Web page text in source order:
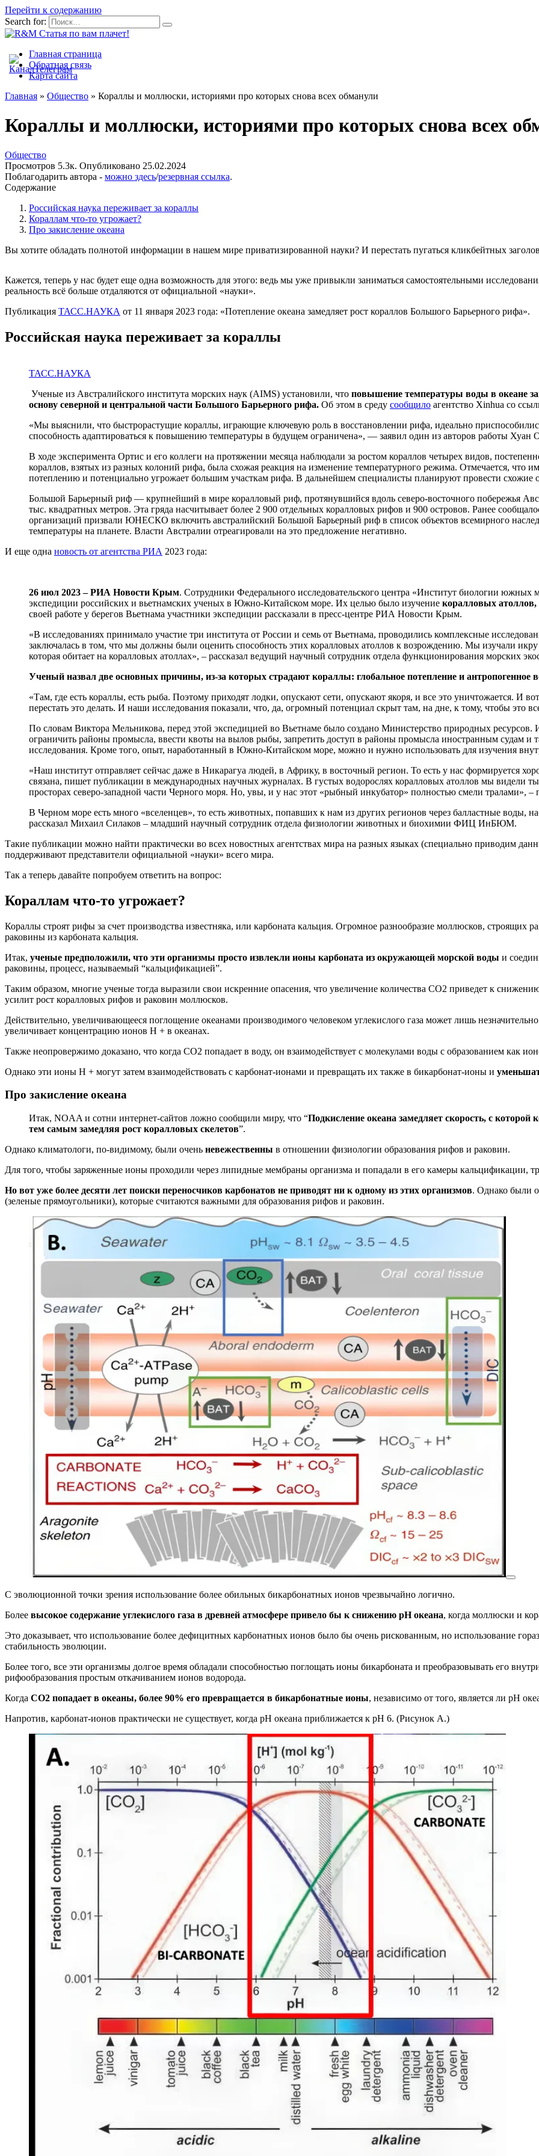
Перейти к содержанию
Search for:
Главная страница
Обратная связь
Карта сайта
Главная » Общество » Кораллы и моллюски, историями про которых снова всех обманули
Кораллы и моллюски, историями про которых снова всех
Общество
Просмотров 5.3к. Опубликовано 25.02.2024
Поблагодарить автора - можно здесь/резервная ссылка.
Содержание
Российская наука переживает за кораллы
Кораллам что-то угрожает?
Про закисление океана
Вы хотите обладать полнотой информации в нашем мире приватизированной науки? И перестать пугаться кликбейтных
Кажется, теперь у нас будет еще одна возможность для этого: ведь мы уже привыкли заниматься самостоятельными
реальность всё больше отдаляются от официальной «науки».
Публикация ТАСС.НАУКА от 11 января 2023 года: «Потепление океана замедляет рост кораллов Большого Барьерного рифа».
Российская наука переживает за кораллы
ТАСС.НАУКА
Ученые из Австралийского института морских наук (AIMS) установили, что повышение температуры воды в океане
основу северной и центральной части Большого Барьерного рифа. Об этом в среду сообщило агентство Xinhua со
«Мы выяснили, что быстрорастущие кораллы, играющие ключевую роль в восстановлении рифа, идеально
способность адаптироваться к повышению температуры в будущем ограничена», — заявил один из авторов работы Хуан
В ходе эксперимента Ортис и его коллеги на протяжении месяца наблюдали за ростом кораллов четырех видов,
кораллов, взятых из разных колоний рифа, была схожая реакция на изменение температурного режима. Отмечается, что
потеплению и потенциально угрожает большим участкам рифа. В дальнейшем специалисты планируют провести схожие
Большой Барьерный риф — крупнейший в мире коралловый риф, протянувшийся вдоль северо-восточного побережья
тыс. квадратных метров. Эта гряда насчитывает более 2 900 отдельных коралловых рифов и 900 островов. Ранее
организаций призвали ЮНЕСКО включить австралийский Большой Барьерный риф в список объектов всемирного
температуры на планете. Власти Австралии отреагировали на это предложение негативно.
И еще одна новость от агентства РИА 2023 года:
26 июл 2023 – РИА Новости Крым. Сотрудники Федерального исследовательского центра «Институт биологии
экспедиции российских и вьетнамских ученых в Южно-Китайском море. Их целью было изучение коралловых атоллов,
своей работе у берегов Вьетнама участники экспедиции рассказали в пресс-центре РИА Новости Крым.
«В исследованиях принимало участие три института от России и семь от Вьетнама, проводились комплексные
заключалась в том, что мы должны были оценить способность этих коралловых атоллов к возрождению. Мы изучали
которая обитает на коралловых атоллах», – рассказал ведущий научный сотрудник отдела функционирования
Ученый назвал две основных причины, из-за которых страдают кораллы: глобальное потепление и антропогенное
«Там, где есть кораллы, есть рыба. Поэтому приходят лодки, опускают сети, опускают якоря, и все это уничтожается. И
перестать это делать. И наши исследования показали, что, да, огромный потенциал скрыт там, на дне, к тому, чтобы это
По словам Виктора Мельникова, перед этой экспедицией во Вьетнаме было создано Министерство природных ресурсов.
ограничить районы промысла, ввести квоты на вылов рыбы, запретить доступ в районы промысла иностранным судам и
исследования. Кроме того, опыт, наработанный в Южно-Китайском море, можно и нужно использовать для изучения
«Наш институт отправляет сейчас даже в Никарагуа людей, в Африку, в восточный регион. То есть у нас формируется
связана, пишет публикации в международных научных журналах. В густых водорослях коралловых атоллов мы видели
просторах северо-западной части Черного моря. Но, увы, и у нас этот «рыбный инкубатор» полностью смели тралами»,
В Черном море есть много «вселенцев», то есть животных, попавших к нам из других регионов через балластные
рассказал Михаил Силаков – младший научный сотрудник отдела физиологии животных и биохимии ФИЦ ИнБЮМ.
Такие публикации можно найти практически во всех новостных агентствах мира на разных языках (специально приводим
поддерживают представители официальной «науки» всего мира.
Так а теперь давайте попробуем ответить на вопрос:
Кораллам что-то угрожает?
Кораллы строят рифы за счет производства известняка, или карбоната кальция. Огромное разнообразие моллюсков, строящих
раковины из карбоната кальция.
Итак, ученые предположили, что эти организмы просто извлекли ионы карбоната из окружающей морской воды и
раковины, процесс, называемый “кальцификацией”.
Таким образом, многие ученые тогда выразили свои искренние опасения, что увеличение количества CO2 приведет к
усилит рост коралловых рифов и раковин моллюсков.
Действительно, увеличивающееся поглощение океанами производимого человеком углекислого газа может лишь
увеличивает концентрацию ионов H + в океанах.
Также неопровержимо доказано, что когда CO2 попадает в воду, он взаимодействует с молекулами воды с образованием как
Однако эти ионы H + могут затем взаимодействовать с карбонат-ионами и превращать их также в бикарбонат-ионы и
Про закисление океана
Итак, NOAA и сотни интернет-сайтов ложно сообщили миру, что “Подкисление океана замедляет скорость, с
тем самым замедляя рост коралловых скелетов”.
Однако климатологи, по-видимому, были очень невежественны в отношении физиологии образования рифов и раковин.
Для того, чтобы заряженные ионы проходили через липидные мембраны организма и попадали в его камеры кальцификации,
Но вот уже более десяти лет поиски переносчиков карбонатов не приводят ни к одному из этих организмов. Однако были
(зеленые прямоугольники), которые считаются важными для образования рифов и раковин.
С эволюционной точки зрения использование более обильных бикарбонатных ионов чрезвычайно логично.
Более высокое содержание углекислого газа в древней атмосфере привело бы к снижению pH океана, когда моллюски и
Это доказывает, что использование более дефицитных карбонатных ионов было бы очень рискованным, но использование
стабильность эволюции.
Более того, все эти организмы долгое время обладали способностью поглощать ионы бикарбоната и преобразовывать его
рифообразования простым откачиванием ионов водорода.
Когда CO2 попадает в океаны, более 90% его превращается в бикарбонатные ионы, независимо от того, является ли pH
Напротив, карбонат-ионов практически не существует, когда pH океана приближается к pH 6. (Рисунок A.)